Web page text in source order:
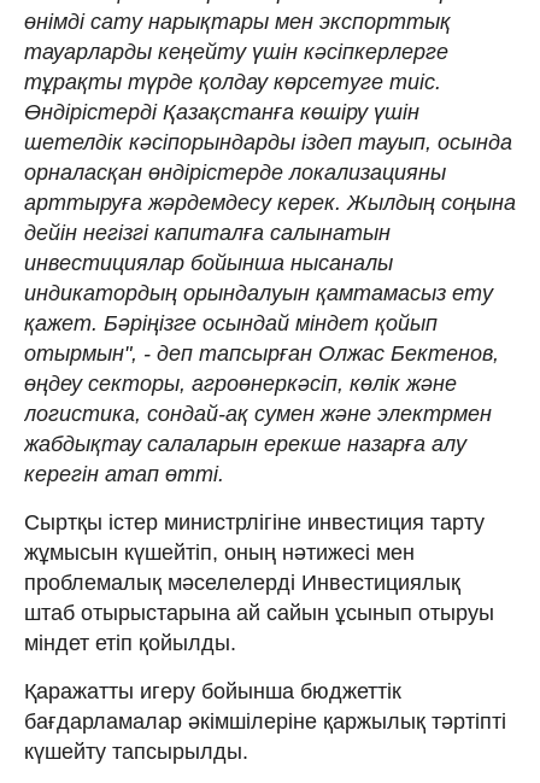
өнімді сату нарықтары мен экспорттық
тауарларды кеңейту үшін кәсіпкерлерге
тұрақты түрде қолдау көрсетуге тиіс.
Өндірістерді Қазақстанға көшіру үшін
шетелдік кәсіпорындарды іздеп тауып, осында
орналасқан өндірістерде локализацияны
арттыруға жәрдемдесу керек. Жылдың соңына
дейін негізгі капиталға салынатын
инвестициялар бойынша нысаналы
индикатордың орындалуын қамтамасыз ету
қажет. Бәріңізге осындай міндет қойып
отырмын", - деп тапсырған Олжас Бектенов,
өңдеу секторы, агроөнеркәсіп, көлік және
логистика, сондай-ақ сумен және электрмен
жабдықтау салаларын ерекше назарға алу
керегін атап өтті.
Сыртқы істер министрлігіне инвестиция тарту
жұмысын күшейтіп, оның нәтижесі мен
проблемалық мәселелерді Инвестициялық
штаб отырыстарына ай сайын ұсынып отыруы
міндет етіп қойылды.
Қаражатты игеру бойынша бюджеттік
бағдарламалар әкімшілеріне қаржылық тәртіпті
күшейту тапсырылды.